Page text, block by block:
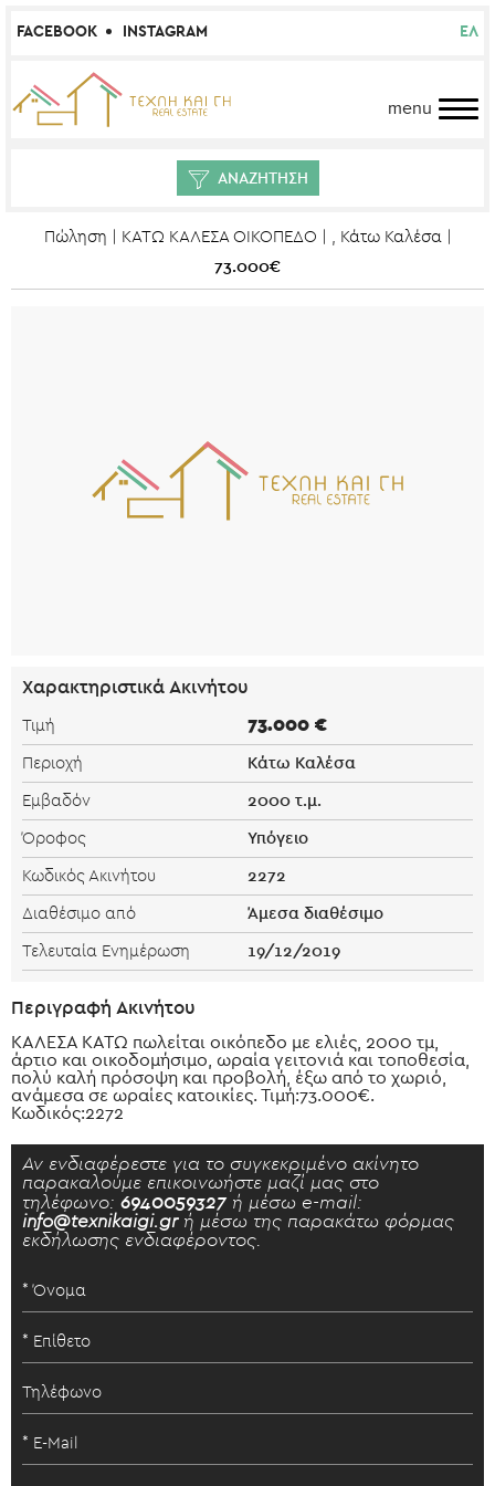
FACEBOOK INSTAGRAM ΕΛ
menu
ΑΝΑΖΗΤΗΣΗ
Πώληση | ΚΑΤΩ ΚΑΛΕΣΑ ΟΙΚΟΠΕΔΟ | , Κάτω Καλέσα |
73.000€
Χαρακτηριστικά Ακινήτου
Τιμή 73.000 €
Περιοχή Κάτω Καλέσα
Εμβαδόν 2000 τ.μ.
Όροφος Υπόγειο
Κωδικός Ακινήτου 2272
Διαθέσιμο από Άμεσα διαθέσιμο
Τελευταία Ενημέρωση 19/12/2019
Περιγραφή Ακινήτου
ΚΑΛΕΣΑ ΚΑΤΩ πωλείται οικόπεδο με ελιές, 2000 τμ,
άρτιο και οικοδομήσιμο, ωραία γειτονιά και τοποθεσία,
πολύ καλή πρόσοψη και προβολή, έξω από το χωριό,
ανάμεσα σε ωραίες κατοικίες. Τιμή:73.000€.
Κωδικός:2272
Αν ενδιαφέρεστε για το συγκεκριμένο ακίνητο
παρακαλούμε επικοινωήστε μαζί μας στο
τηλέφωνο: 6940059327 ή μέσω e-mail:
info@texnikaigi.grή μέσω της παρακάτω φόρμας
εκδήλωσης ενδιαφέροντος.